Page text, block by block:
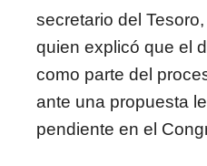
secretario del Tesoro,
quien explicó que el
como parte del
ante una propuesta
pendiente en el